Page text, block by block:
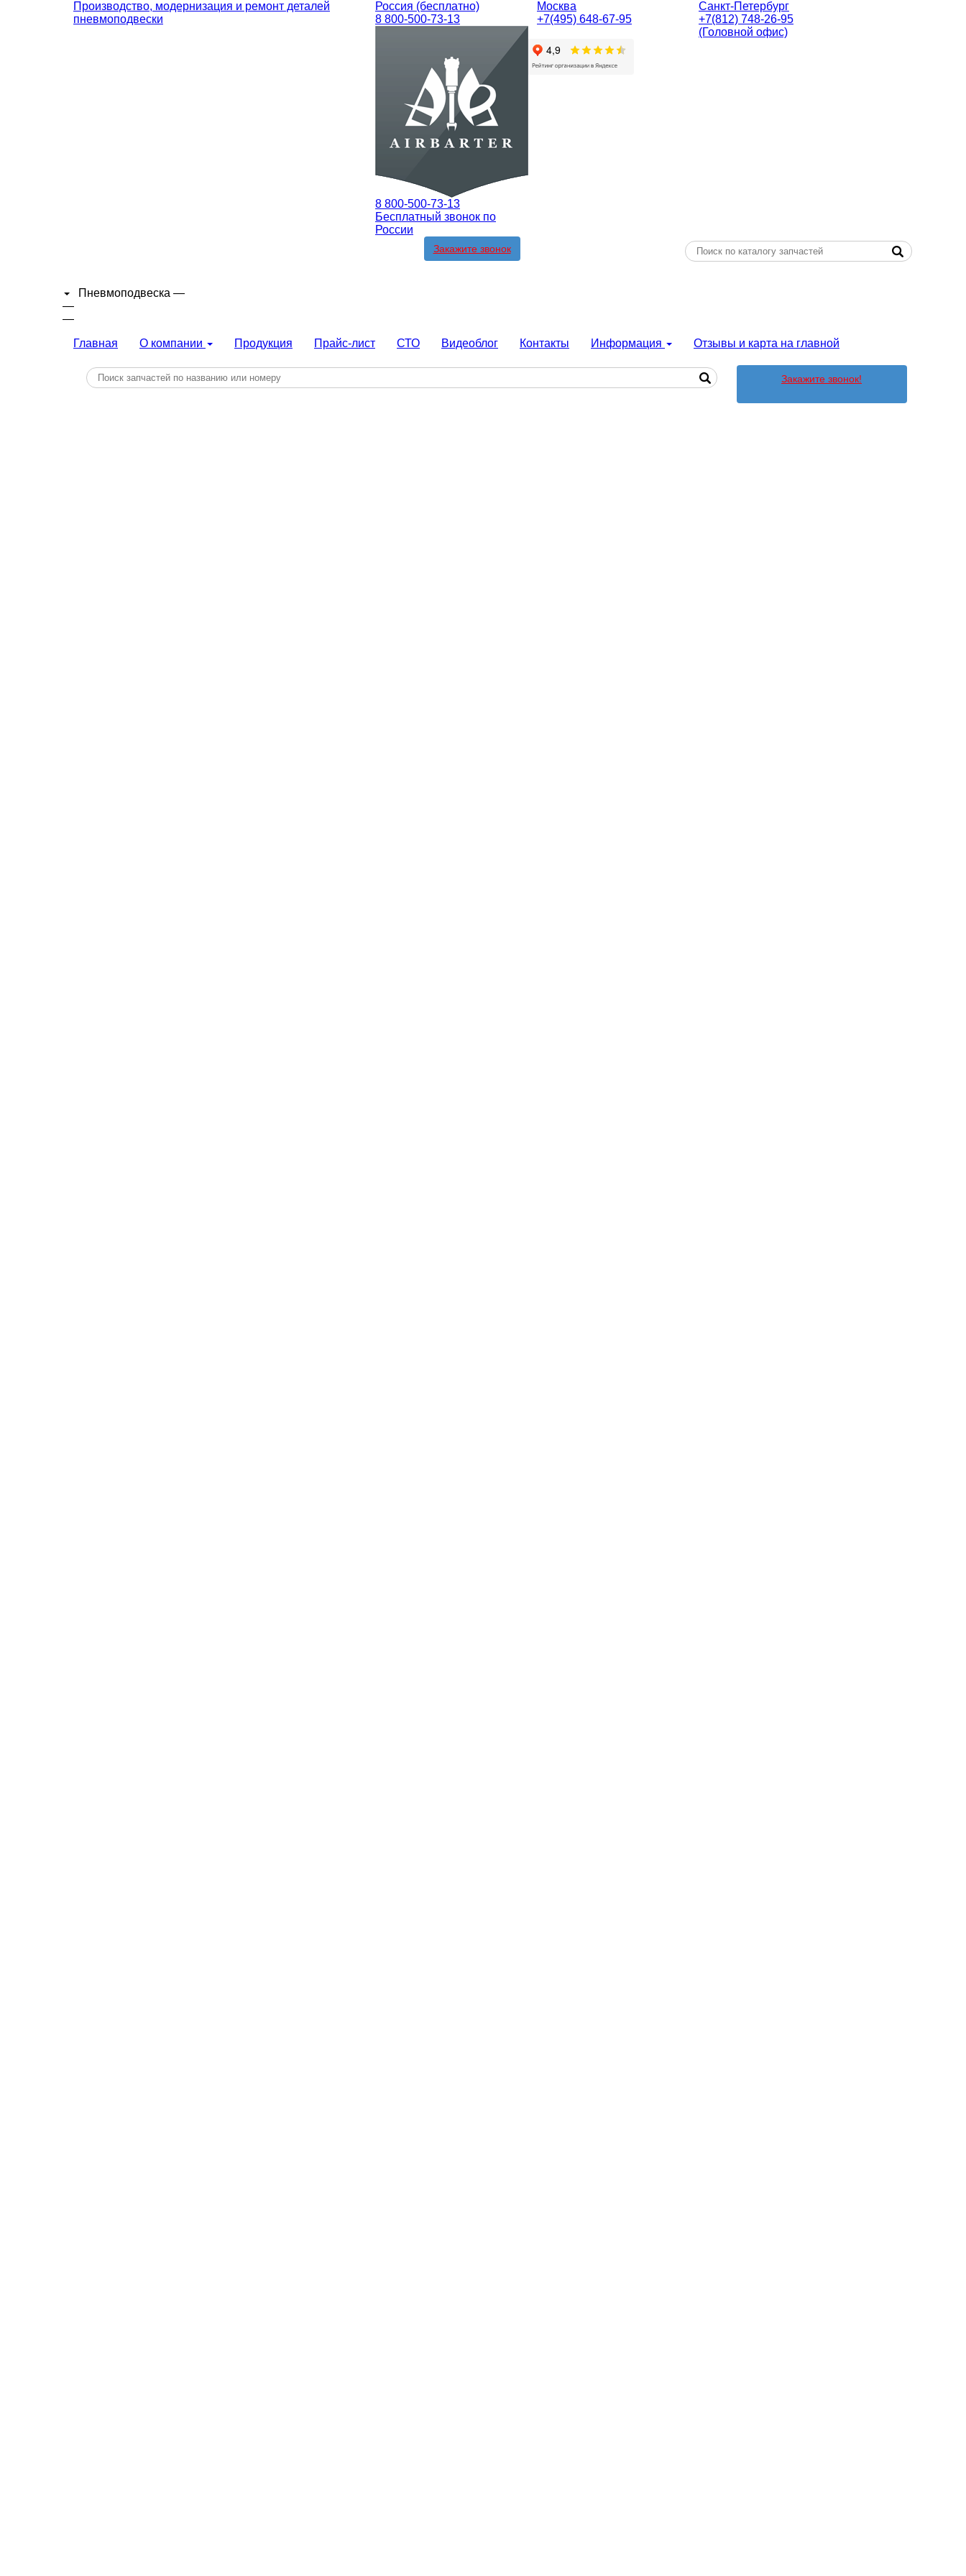
Производство, модернизация и ремонт деталей
пневмоподвески
Россия (бесплатно)
8 800-500-73-13
8 800-500-73-13
Бесплатный звонок по
России
Москва
+7(495) 648-67-95
Санкт-Петербург
+7(812) 748-26-95
(Головной офис)
Закажите звонок
Пневмоподвеска —
—
—
Главная
О компании Продукция Прайс-лист СТО Видеоблог Контакты Информация Отзывы и карта на главной
Закажите звонок!